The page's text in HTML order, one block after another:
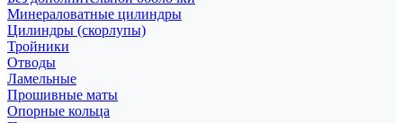
Минераловатные цилиндры
Цилиндры (скорлупы)
Тройники
Отводы
Ламельные
Прошивные маты
Опорные кольца